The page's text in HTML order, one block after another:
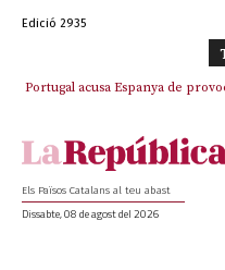
Edició 2935
Portugal acusa Espanya de
El col·lapse de l’operació
Els Països Catalans al teu abast
Dissabte, 08 de agost del 2026